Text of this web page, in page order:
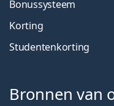
Bonussysteem
Korting
Studentenkorting
Bronnen van